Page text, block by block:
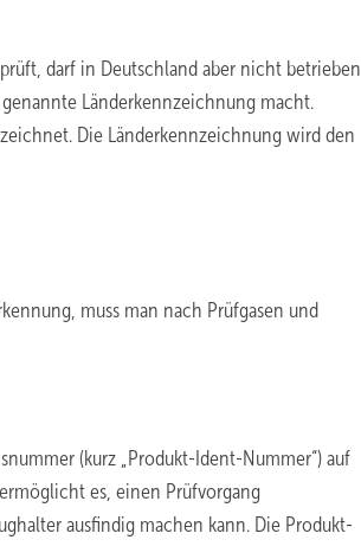
darf in Deutschland aber nicht betrieben
Länderkennzeichnung macht.
Die Länderkennzeichnung wird den
muss man nach Prüfgasen und
(kurz „Produkt-Ident-Nummer“) auf
es, einen Prüfvorgang
ausfindig machen kann. Die Produkt-